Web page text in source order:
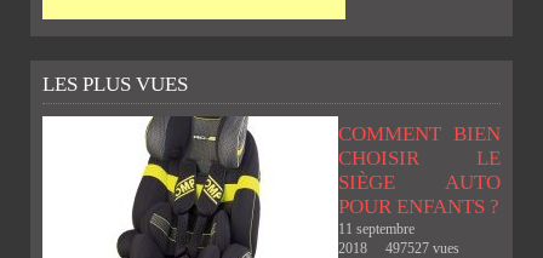
GOOGLE PINTEREST
LES PLUS VUES
COMMENT BIEN
CHOISIR LE
SIÈGE AUTO
POUR ENFANTS ?
11 septembre
2018
497527 vues